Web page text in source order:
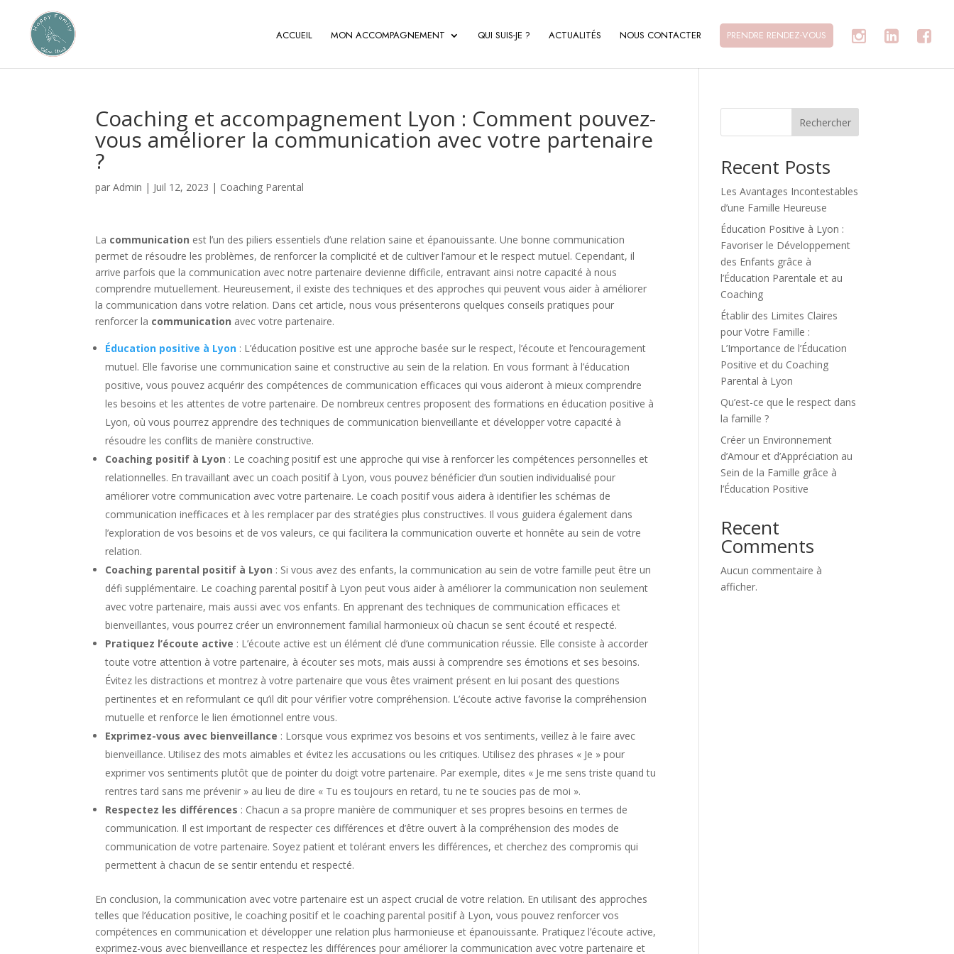
ACCUEIL MON ACCOMPAGNEMENT QUI SUIS-JE ? ACTUALITÉS NOUS CONTACTER PRENDRE RENDEZ-VOUS
Coaching et accompagnement Lyon : Comment pouvez-
vous améliorer la communication avec votre partenaire
?
parAdmin | Juil 12, 2023 | Coaching Parental
La communication est l’un des piliers essentiels d’une relation saine et épanouissante. Une bonne communication
permet de résoudre les problèmes, de renforcer la complicité et de cultiver l’amour et le respect mutuel. Cependant, il
arrive parfois que la communication avec notre partenaire devienne difficile, entravant ainsi notre capacité à nous
comprendre mutuellement. Heureusement, il existe des techniques et des approches qui peuvent vous aider à améliorer
la communication dans votre relation. Dans cet article, nous vous présenterons quelques conseils pratiques pour
renforcer la communication avec votre partenaire.
Éducation positive à Lyon : L’éducation positive est une approche basée sur le respect, l’écoute et l’encouragement
mutuel. Elle favorise une communication saine et constructive au sein de la relation. En vous formant à l’éducation
positive, vous pouvez acquérir des compétences de communication efficaces qui vous aideront à mieux comprendre
les besoins et les attentes de votre partenaire. De nombreux centres proposent des formations en éducation positive à
Lyon, où vous pourrez apprendre des techniques de communication bienveillante et développer votre capacité à
résoudre les conflits de manière constructive.
Coaching positif à Lyon : Le coaching positif est une approche qui vise à renforcer les compétences personnelles et
relationnelles. En travaillant avec un coach positif à Lyon, vous pouvez bénéficier d’un soutien individualisé pour
améliorer votre communication avec votre partenaire. Le coach positif vous aidera à identifier les schémas de
communication inefficaces et à les remplacer par des stratégies plus constructives. Il vous guidera également dans
l’exploration de vos besoins et de vos valeurs, ce qui facilitera la communication ouverte et honnête au sein de votre
relation.
Coaching parental positif à Lyon : Si vous avez des enfants, la communication au sein de votre famille peut être un
défi supplémentaire. Le coaching parental positif à Lyon peut vous aider à améliorer la communication non seulement
avec votre partenaire, mais aussi avec vos enfants. En apprenant des techniques de communication efficaces et
bienveillantes, vous pourrez créer un environnement familial harmonieux où chacun se sent écouté et respecté.
Pratiquez l’écoute active : L’écoute active est un élément clé d’une communication réussie. Elle consiste à accorder
toute votre attention à votre partenaire, à écouter ses mots, mais aussi à comprendre ses émotions et ses besoins.
Évitez les distractions et montrez à votre partenaire que vous êtes vraiment présent en lui posant des questions
pertinentes et en reformulant ce qu’il dit pour vérifier votre compréhension. L’écoute active favorise la compréhension
mutuelle et renforce le lien émotionnel entre vous.
Exprimez-vous avec bienveillance : Lorsque vous exprimez vos besoins et vos sentiments, veillez à le faire avec
bienveillance. Utilisez des mots aimables et évitez les accusations ou les critiques. Utilisez des phrases « Je » pour
exprimer vos sentiments plutôt que de pointer du doigt votre partenaire. Par exemple, dites « Je me sens triste quand tu
rentres tard sans me prévenir » au lieu de dire « Tu es toujours en retard, tu ne te soucies pas de moi ».
Respectez les différences : Chacun a sa propre manière de communiquer et ses propres besoins en termes de
communication. Il est important de respecter ces différences et d’être ouvert à la compréhension des modes de
communication de votre partenaire. Soyez patient et tolérant envers les différences, et cherchez des compromis qui
permettent à chacun de se sentir entendu et respecté.
En conclusion, la communication avec votre partenaire est un aspect crucial de votre relation. En utilisant des approches
telles que l’éducation positive, le coaching positif et le coaching parental positif à Lyon, vous pouvez renforcer vos
compétences en communication et développer une relation plus harmonieuse et épanouissante. Pratiquez l’écoute active,
exprimez-vous avec bienveillance et respectez les différences pour améliorer la communication avec votre partenaire et
Rechercher
Recent Posts
Les Avantages Incontestables
d’une Famille Heureuse
Éducation Positive à Lyon :
Favoriser le Développement
des Enfants grâce à
l’Éducation Parentale et au
Coaching
Établir des Limites Claires
pour Votre Famille :
L’Importance de l’Éducation
Positive et du Coaching
Parental à Lyon
Qu’est-ce que le respect dans
la famille ?
Créer un Environnement
d’Amour et d’Appréciation au
Sein de la Famille grâce à
l’Éducation Positive
Recent
Comments
Aucun commentaire à
afficher.